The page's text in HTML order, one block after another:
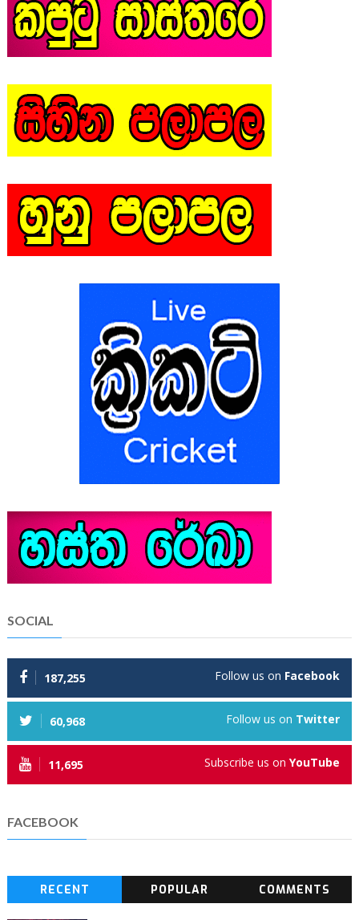
SOCIAL
187,255 Follow us on Facebook
60,968 Follow us on Twitter
11,695 Subscribe us onYouTube
FACEBOOK
RECENT POPULAR COMMENTS